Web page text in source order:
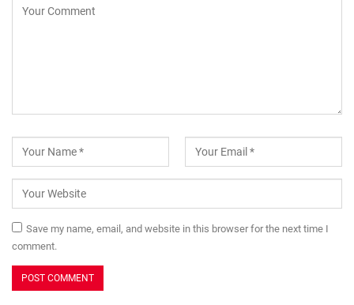
Save my name, email, and website in this browser for the next time I
comment.